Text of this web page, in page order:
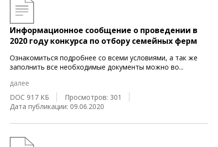
Информационное сообщение о проведении в
2020 году конкурса по отбору семейных ферм
Ознакомиться подробнее со всеми условиями, а так же
заполнить все необходимые документы можно во...
далее
DOC 917 КБ
Просмотров: 301
Дата публикации: 09.06.2020